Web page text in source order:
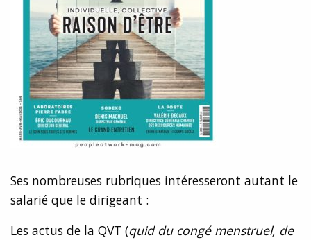
Ses nombreuses rubriques intéresseront autant le
salarié que le dirigeant :
Les actus de la QVT (quid du congé menstruel, de